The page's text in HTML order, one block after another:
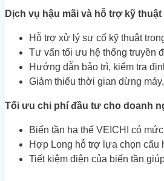
Dịch vụ hậu mãi và hỗ trợ kỹ
Hỗ trợ xử lý sự cố kỹ thuật
Tư vấn tối ưu hệ thống truyền
Hướng dẫn bảo trì, kiểm tra
Giảm thiểu thời gian dừng
Tối ưu chi phí đầu tư cho doanh
Biến tần hạ thế VEICHI có
Hợp Long hỗ trợ lựa chọn cấu
Tiết kiệm điện của biến tần